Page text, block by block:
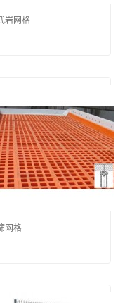
岩网格
网格